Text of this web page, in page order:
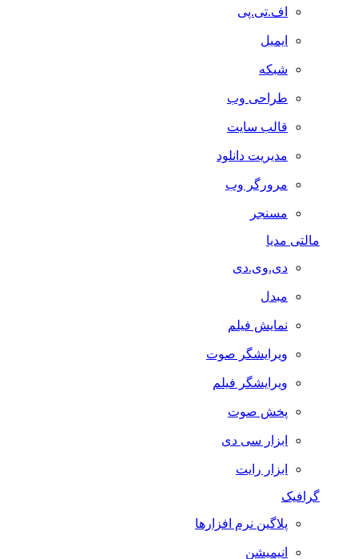
اف.تی.پی
ایمیل
شبکه
طراحی وب
قالب سایت
مدیریت دانلود
مرورگر وب
مسنجر
مالتی مدیا
دی.وی.دی
مبدل
نمایش فیلم
ویرایشگر صوت
ویرایشگر فیلم
پخش صوت
ابزار سی دی
ابزار رایت
گرافیک
پلاگین نرم افزارها
انیمیشن